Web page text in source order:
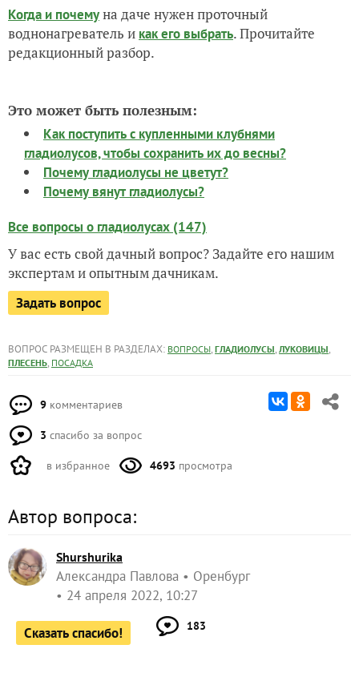
Когда и почемуна даче нужен проточный
воднонагреватель и как его выбрать. Прочитайте
редакционный разбор.
Это может быть полезным:
Как поступить с купленными клубнями
гладиолусов, чтобы сохранить их до весны?
Почему гладиолусы не цветут?
Почему вянут гладиолусы?
Все вопросы о гладиолусах (147)
У вас есть свой дачный вопрос? Задайте его нашим
экспертам и опытным дачникам.
Задать вопрос
ВОПРОС РАЗМЕЩЕН В РАЗДЕЛАХ: ВОПРОСЫ, ГЛАДИОЛУСЫ, ЛУКОВИЦЫ,
ПЛЕСЕНЬ, ПОСАДКА
9 комментариев
3 спасибо за вопрос
в избранное 4693 просмотра
Автор вопроса:
Shurshurika
Александра Павлова
Оренбург
24 апреля 2022, 10:27
Сказать спасибо! 183